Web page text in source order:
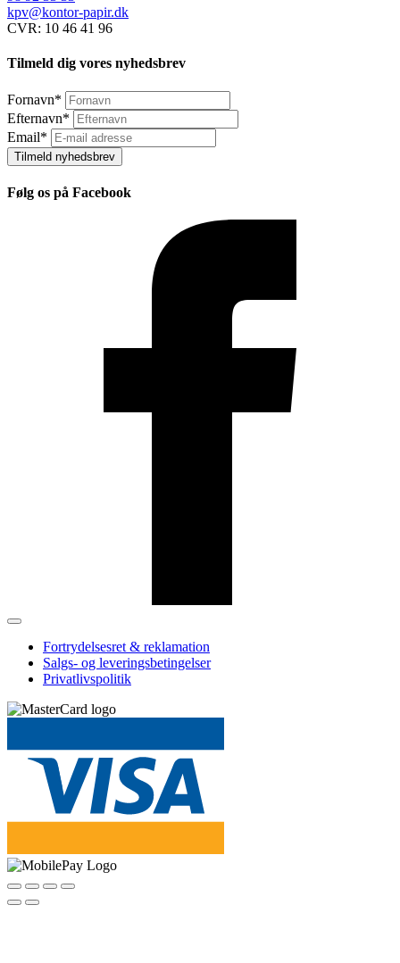
kpv@kontor-papir.dk
CVR: 10 46 41 96
Tilmeld dig vores nyhedsbrev
Fornavn*
Efternavn*
Email*
Tilmeld nyhedsbrev
Følg os på Facebook
Fortrydelsesret & reklamation
Salgs- og leveringsbetingelser
Privatlivspolitik